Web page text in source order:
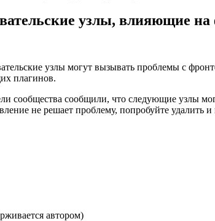
узлы, влияющие
узлы могут вызывать проблемы с
плагинов.
сообщества сообщили, что следующие узлы
не решает проблему, попробуйте удалить и
автором)